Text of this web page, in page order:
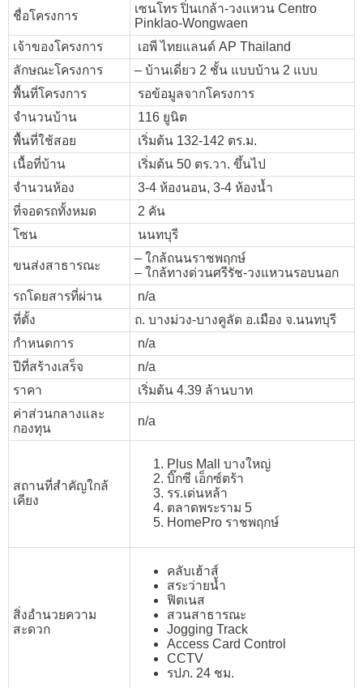
ชื่อโครงการ
เซนโทร ปิ่นเกล้า-วงแหวน Centro
Pinklao-Wongwaen
เจ้าของโครงการ
เอพี ไทยแลนด์ AP Thailand
ลักษณะโครงการ
– บ้านเดี่ยว 2 ชั้น แบบบ้าน 2 แบบ
พื้นที่โครงการ
รอข้อมูลจากโครงการ
จำนวนบ้าน
116 ยูนิต
พื้นที่ใช้สอย
เริ่มต้น 132-142 ตร.ม.
เนื้อที่บ้าน
เริ่มต้น 50 ตร.วา. ขึ้นไป
จำนวนห้อง
3-4 ห้องนอน, 3-4 ห้องน้ำ
ที่จอดรถทั้งหมด
2 คัน
โซน
นนทบุรี
ขนส่งสาธารณะ
– ใกล้ถนนราชพฤกษ์
– ใกล้ทางด่วนศรีรัช-วงแหวนรอบนอก
รถโดยสารที่ผ่าน
n/a
ที่ตั้ง
ถ. บางม่วง-บางคูลัด อ.เมือง จ.นนทบุรี
กำหนดการ
n/a
ปีที่สร้างเสร็จ
n/a
ราคา
เริ่มต้น 4.39 ล้านบาท
ค่าส่วนกลางและ
กองทุน
n/a
สถานที่สำคัญใกล้
เคียง
Plus Mall บางใหญ่
บิ๊กซี เอ็กซ์ตร้า
รร.เด่นหล้า
ตลาดพระราม 5
HomePro ราชพฤกษ์
สิ่งอำนวยความ
สะดวก
คลับเฮ้าส์
สระว่ายน้ำ
ฟิตเนส
สวนสาธารณะ
Jogging Track
Access Card Control
CCTV
รปภ. 24 ชม.